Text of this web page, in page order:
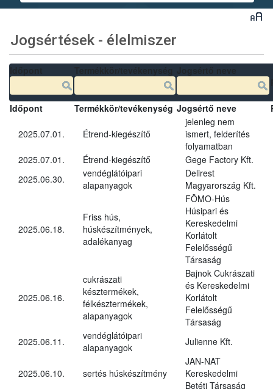
Jogsértések - élelmiszer
Időpont Termékkör/tevékenység Jogsértő neve
2025.07.01. Étrend-kiegészítő
jelenleg nem
ismert, felderítés
folyamatban
2025.07.01.
Étrend-kiegészítő
Gege Factory Kft.
2025.06.30.
vendéglátóipari
alapanyagok
Delirest
Magyarország Kft.
2025.06.18.
Friss hús,
húskészítmények,
adalékanyag
FÖMO-Hús
Húsipari és
Kereskedelmi
Korlátolt
Felelősségű
Társaság
2025.06.16.
cukrászati
késztermékek,
félkésztermékek,
alapanyagok
Bajnok Cukrászati
és Kereskedelmi
Korlátolt
Felelősségű
Társaság
2025.06.11.
vendéglátóipari
alapanyagok
Julienne Kft.
2025.06.10. sertés húskészítmény
JAN-NAT
Kereskedelmi
Betéti Társaság